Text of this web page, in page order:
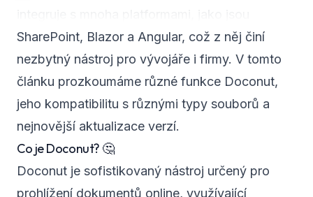
SharePoint, Blazor a Angular, což z něj činí
nezbytný nástroj pro vývojáře i firmy. V tomto
článku prozkoumáme různé funkce Doconut,
jeho kompatibilitu s různými typy souborů a
nejnovější aktualizace verzí.
Co je Doconut? 🤔
Doconut je sofistikovaný nástroj určený pro
prohlížení dokumentů online, využívající